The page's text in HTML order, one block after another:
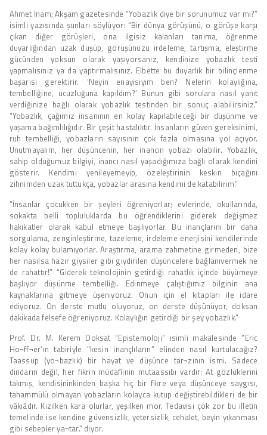
Ahmet İnam; Akşam gazetesinde “Yobazlık diye bir sorunumuz var mı?”
isimli yazısında şunları söylüyor: “Bir dünya görüşünü, o görüşe karşı
çıkan diğer görüşleri, ona ilgisiz kalanları tanıma, öğrenme
duyarlığından uzak düşüp, görüşünüzü irdeleme, tartışma, eleştirme
gücünden yoksun olarak yaşıyorsanız, kendinize yobazlık testi
yapmalısınız ya da yaptırmalısınız. Elbette bu duyarlık bir bilinçlenme
başarısı gerektirir. ‘Neyin enayisiyim ben? Nelerin kolaylığına,
tembelliğine, ucuzluğuna kapıldım?’ Bunun gibi sorulara nasıl yanıt
verdiğinize bağlı olarak yobazlık testinden bir sonuç alabilirsiniz.”
“Yobazlık, çağımız insanının en kolay kapılabileceği bir düşünme ve
yaşama bağımlılığıdır. Bir çeşit hastalıktır. İnsanların güven gereksinimi,
ruh tembelliği, yobazların sayısının çok fazla olmasına yol açıyor.
Unutmayalım, her düşüncenin, her inancın yobazı olabilir. Yobazlık,
sahip olduğumuz bilgiyi, inancı nasıl yaşadığımıza bağlı olarak kendini
gösterir. Kendimi yenileyemeyip, özeleştirinin keskin bıçağını
zihnimden uzak tuttukça, yobazlar arasına kendimi de katabilirim.”
“İnsanlar çocukken bir şeyleri öğreniyorlar; evlerinde, okullarında,
sokakta belli topluluklarda bu öğrendiklerini giderek değişmez
hakikatler olarak kabul etmeye başlıyorlar. Bu inançlarını bir daha
sorgulama, zenginleştirme, tazeleme, irdeleme enerjisini kendilerinde
kolay kolay bulamıyorlar. Araştırma, arama zahmetine girmeden, bize
her nasılsa hazır giysiler gibi giydirilen düşüncelere bağlanıvermek ne
de rahattır!” “Giderek teknolojinin getirdiği rahatlık içinde büyümeye
başlıyor düşünme tembelliği. Edinmeye çalıştığımız bilginin ana
kaynaklarına gitmeye üşeniyoruz. Onun için el kitapları ile idare
ediyoruz. On derste mutlu oluyoruz, on derste düşünüyor, doksan
dakikada felsefe öğreniyoruz. Kolaylığın getirdiği bir şey yobazlık.”
Prof. Dr. M. Kerem Doksat “Epistemoloji” isimli makalesinde “Eric
Ho¬ff¬er’ın tabiriyle “kesin inançlıların” elinden nasıl kurtulacağız?
Taassup (yo¬bazlık) bir hayat ve düşünce tar¬zının ismi. Sadece
dindarın değil, her fikrin müdafîinin mutaassıbı vardır: At gözlüklerini
takmış, kendisininkinden başka hiç bir fikre veya düşünceye saygısı,
tahammülü olmayan yobazların kolayca kutup değiştirebildikleri de bir
vâkıâdır. Kızılken kara olurlar, yeşilken mor. Tedavisi çok zor bu illetin
temelinde ise kendine güvensizlik, yetersizlik, cehalet, beyin yıkanması
gibi sebepler ya¬tar.” diyor.